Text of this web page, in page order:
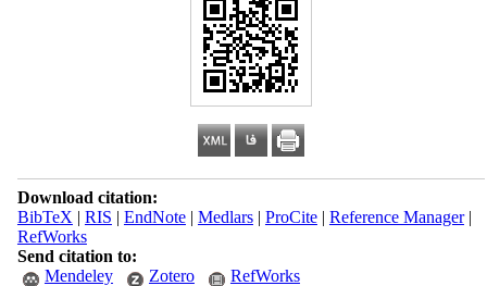
Download citation:
BibTeX | RIS | EndNote| Medlars| ProCite| Reference Manager|
RefWorks
Send citation to:
Mendeley
Zotero RefWorks